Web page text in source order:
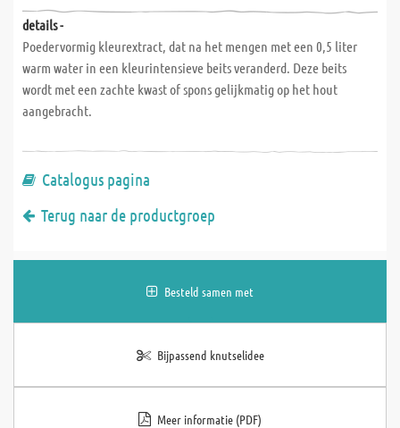
details -
Poedervormig kleurextract, dat na het mengen met een 0,5 liter
warm water in een kleurintensieve beits veranderd. Deze beits
wordt met een zachte kwast of spons gelijkmatig op het hout
aangebracht.
Catalogus pagina
Terug naar de productgroep
Besteld samen met
Bijpassend knutselidee
Meer informatie (PDF)